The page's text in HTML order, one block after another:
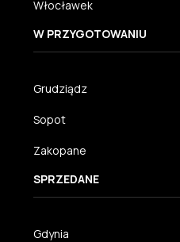
Włocławek
W PRZYGOTOWANIU
Grudziądz
Sopot
Zakopane
SPRZEDANE
Gdynia